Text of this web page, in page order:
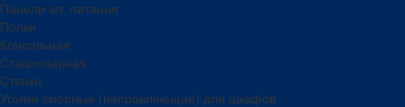
Панели эл. питания
Полки
Консольная
Стационарная
Стенки
Уголки опорные (направляющие) для шкафов